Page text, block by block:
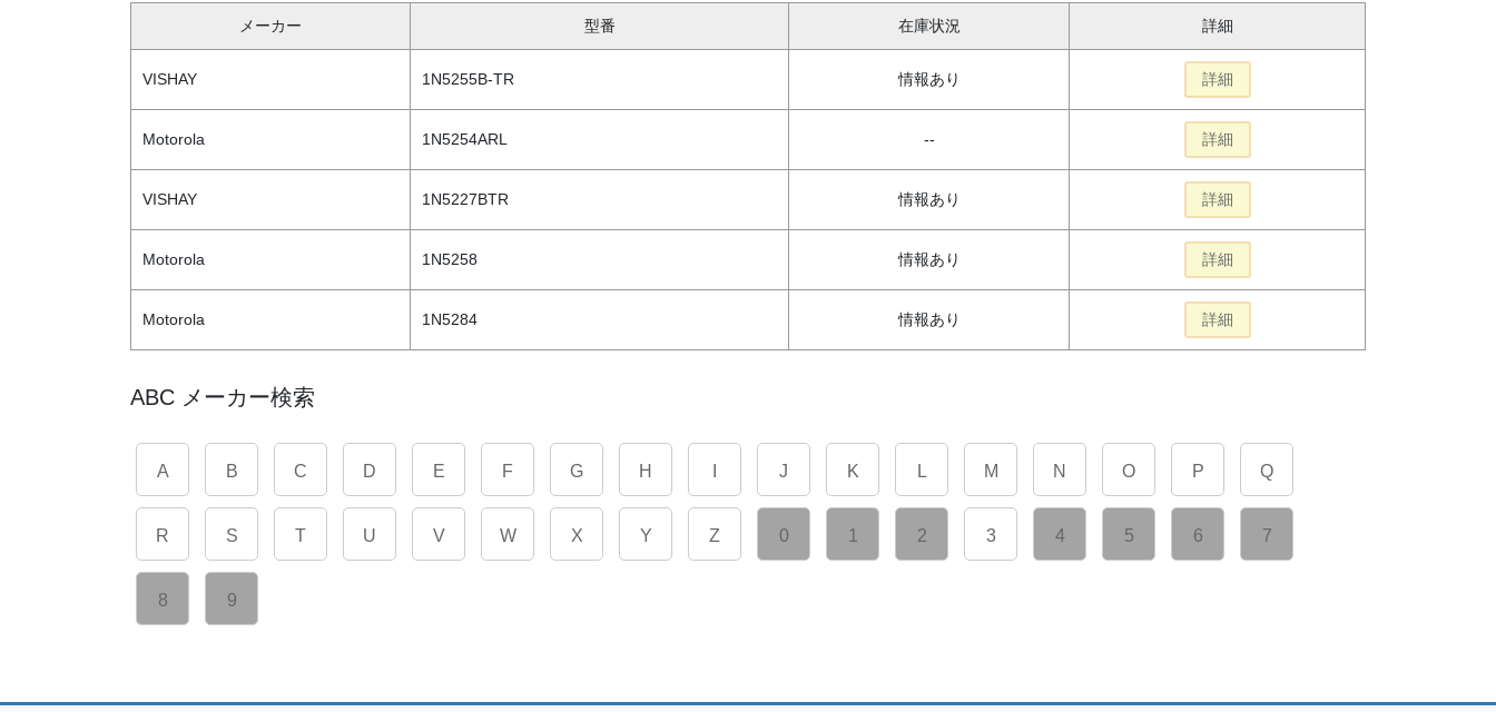
メーカー 型番 在庫状況 詳細
VISHAY 1N5255B-TR 情報あり 詳細
Motorola 1N5254ARL -- 詳細
VISHAY 1N5227BTR 情報あり 詳細
Motorola 1N5258 情報あり 詳細
Motorola 1N5284 情報あり 詳細
ABC メーカー検索
A B C D E F G H J K L M N O P Q
R S T U V W X Y Z 0 1 2 3 4 5 6 7
8 9